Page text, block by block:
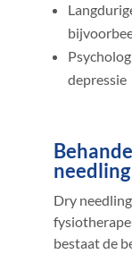
depressie
needling
Dry
bestaat de